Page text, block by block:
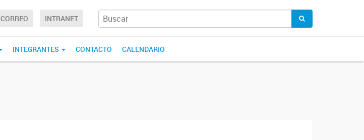
CORREO INTRANET
INTEGRANTES CONTACTO CALENDARIO